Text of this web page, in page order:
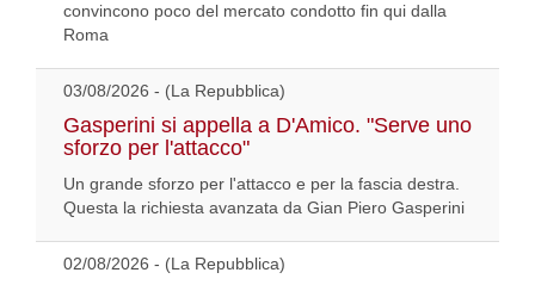
convincono poco del mercato condotto fin qui dalla
Roma
03/08/2026 - (La Repubblica)
Gasperini si appella a D'Amico. "Serve uno
sforzo per l'attacco"
Un grande sforzo per l'attacco e per la fascia destra.
Questa la richiesta avanzata da Gian Piero Gasperini
02/08/2026 - (La Repubblica)